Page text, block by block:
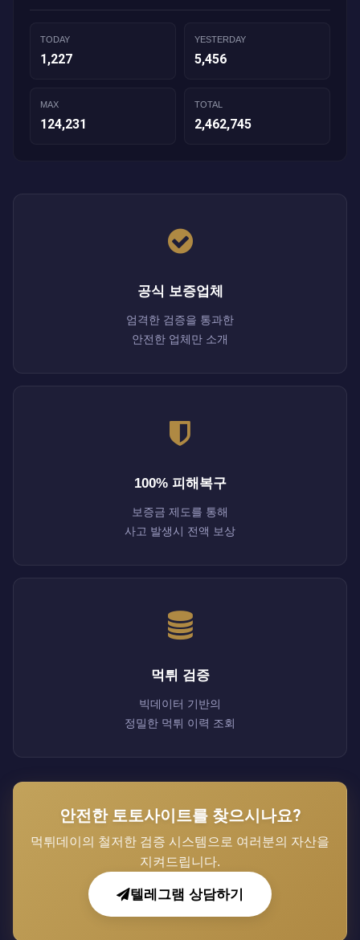
TODAY
1,227
YESTERDAY
5,456
MAX
124,231
TOTAL
2,462,745
공식 보증업체
엄격한 검증을 통과한
안전한 업체만 소개
100% 피해복구
보증금 제도를 통해
사고 발생시 전액 보상
먹튀 검증
빅데이터 기반의
정밀한 먹튀 이력 조회
안전한 토토사이트를 찾으시나요?
먹튀데이의 철저한 검증 시스템으로 여러분의 자산을
지켜드립니다.
텔레그램 상담하기